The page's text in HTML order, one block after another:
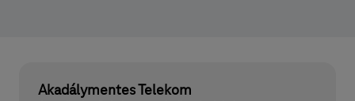
Akadálymentes Telekom